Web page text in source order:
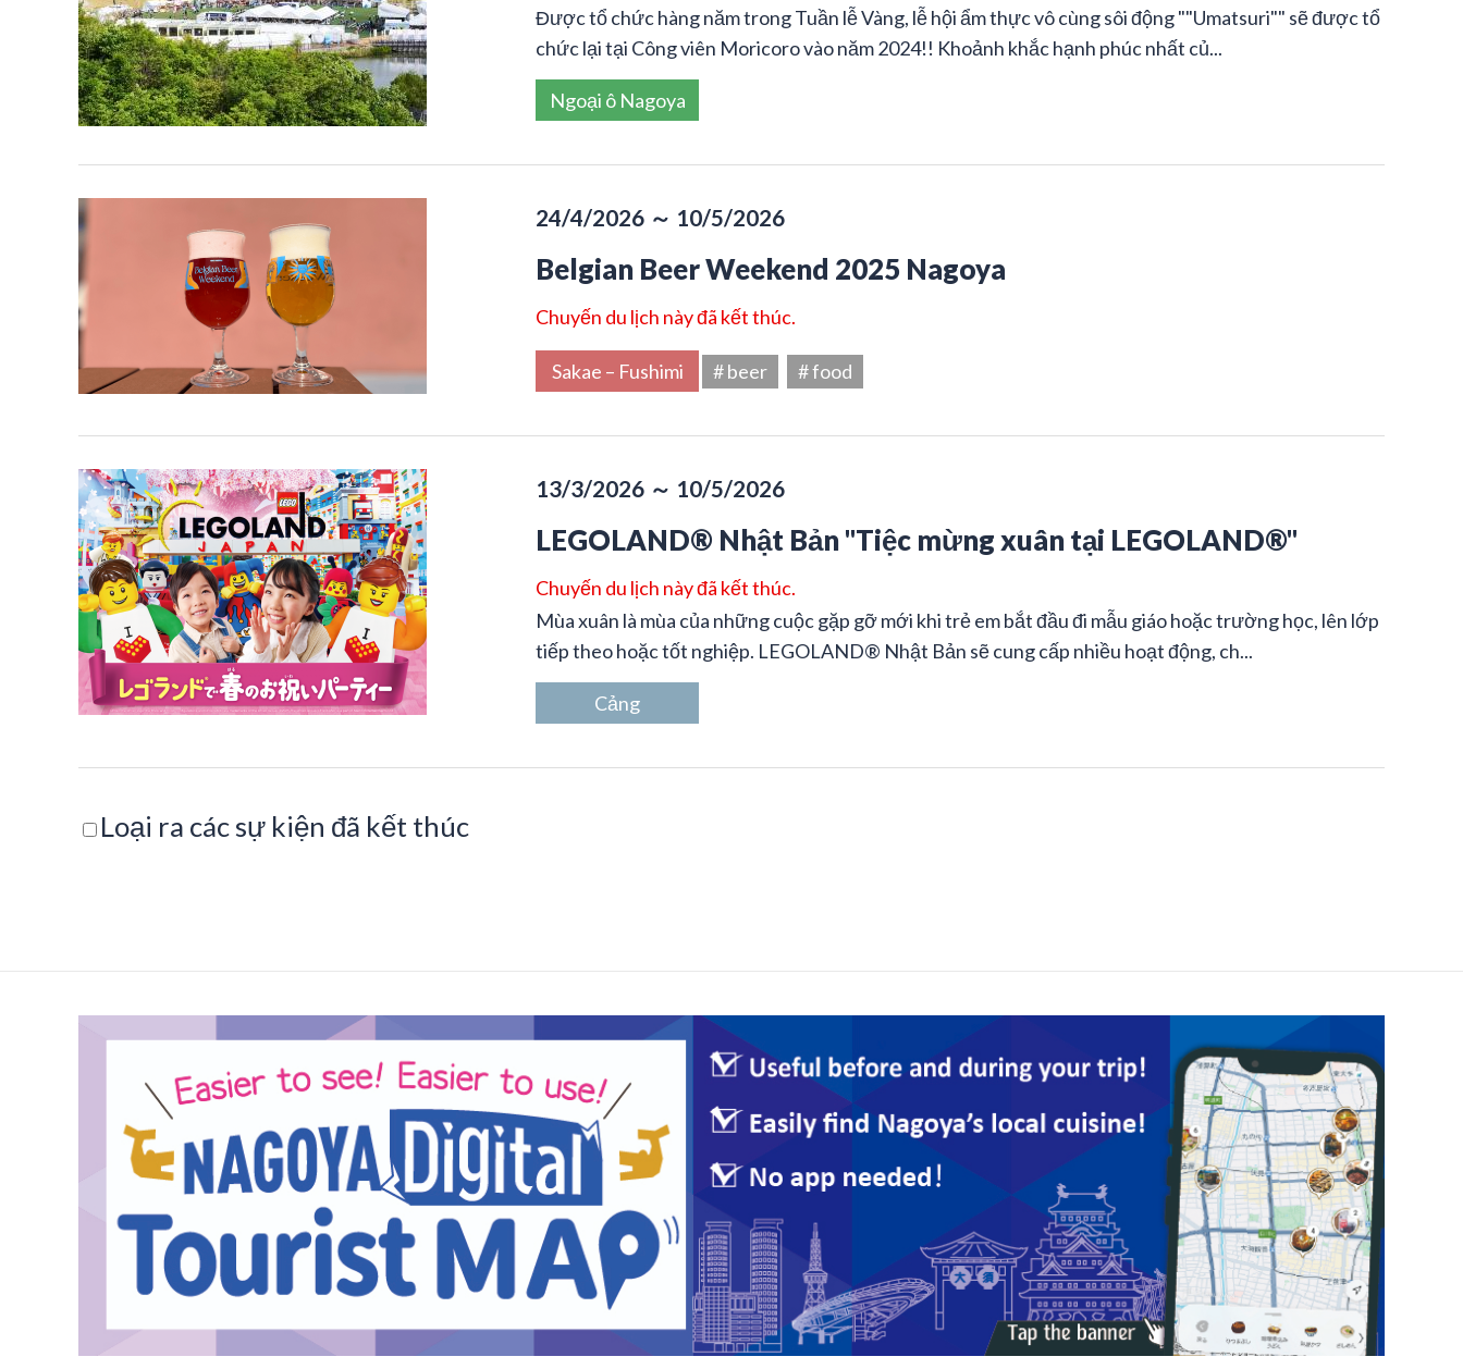
Được tổ chức hàng năm trong Tuần lễ Vàng, lễ hội ẩm thực vô cùng sôi động ""Umatsuri"" sẽ được tổ
chức lại tại Công viên Moricoro vào năm 2024!! Khoảnh khắc hạnh phúc nhất củ...
Ngoại ô Nagoya
24/4/2026 ～ 10/5/2026
Belgian Beer Weekend 2025 Nagoya
Chuyến du lịch này đã kết thúc.
Sakae – Fushimi # beer # food
13/3/2026 ～ 10/5/2026
LEGOLAND® Nhật Bản "Tiệc mừng xuân tại LEGOLAND®"
Chuyến du lịch này đã kết thúc.
Mùa xuân là mùa của những cuộc gặp gỡ mới khi trẻ em bắt đầu đi mẫu giáo hoặc trường học, lên lớp
tiếp theo hoặc tốt nghiệp. LEGOLAND® Nhật Bản sẽ cung cấp nhiều hoạt động, ch...
Cảng
Loại ra các sự kiện đã kết thúc